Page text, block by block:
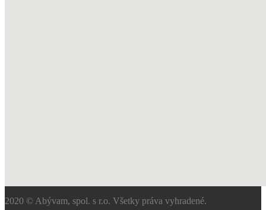
2020 © Abývam, spol. s r.o. Všetky práva vyhradené.